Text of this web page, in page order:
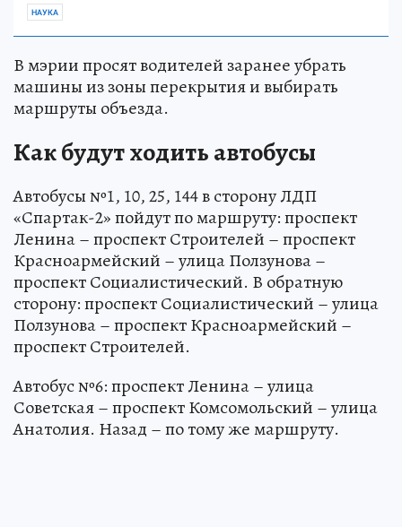
НАУКА
В мэрии просят водителей заранее убрать
машины из зоны перекрытия и выбирать
маршруты объезда.
Как будут ходить автобусы
Автобусы №1, 10, 25, 144 в сторону ЛДП
«Спартак-2» пойдут по маршруту: проспект
Ленина – проспект Строителей – проспект
Красноармейский – улица Ползунова –
проспект Социалистический. В обратную
сторону: проспект Социалистический – улица
Ползунова – проспект Красноармейский –
проспект Строителей.
Автобус №6: проспект Ленина – улица
Советская – проспект Комсомольский – улица
Анатолия. Назад – по тому же маршруту.